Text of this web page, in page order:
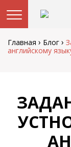
Перейти
содержанию
Главная › Блог ›
английскому